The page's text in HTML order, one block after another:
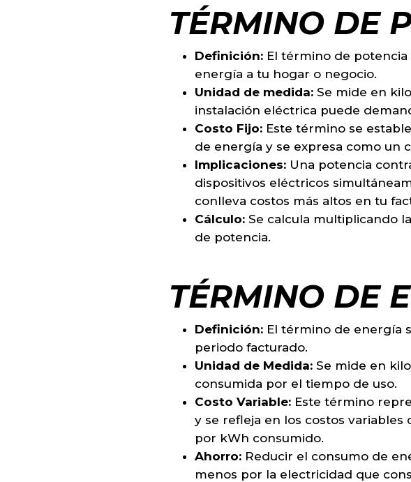
TÉRMINO DE
Definición:El término de potencia
energía a tu hogar o negocio.
Unidad de medida:Se mide en
instalación eléctrica puede
Costo Fijo: Este término se
de energía y se expresa como un
Implicaciones:Una potencia
dispositivos eléctricos
conlleva costos más altos en tu
Cálculo:Se calcula multiplicando
de potencia.
TÉRMINO DE
Definición:El término de energía
periodo facturado.
Unidad de Medida:Se mide en
consumida por el tiempo de uso.
Costo Variable:Este término
y se refleja en los costos
por kWh consumido.
Ahorro:Reducir el consumo de
menos por la electricidad que